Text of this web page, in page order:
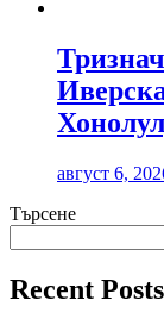
август 6,
Търсене
Recent Posts